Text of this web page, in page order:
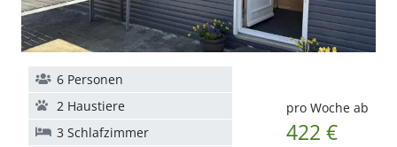
pro Woche ab
422 €
6 Personen
2 Haustiere
3 Schlafzimmer